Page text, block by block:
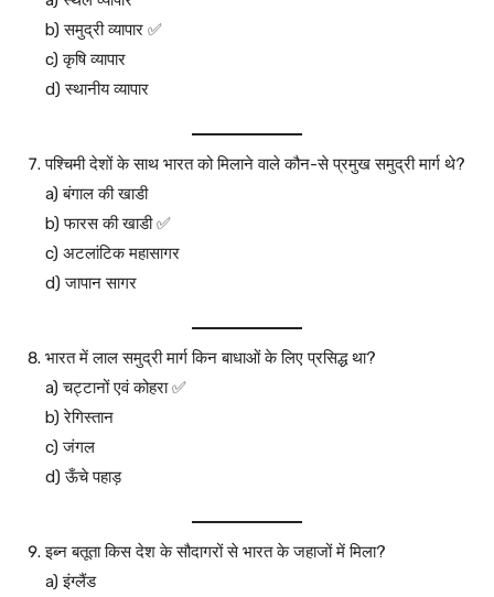
b) समुद्री व्यापार ✅
c) कृषि व्यापार
d) स्थानीय व्यापार
पश्चिमी देशों के साथ भारत को मिलाने वाले कौन-से प्रमुख समुद्री मार्ग थे?
a) बंगाल की खाडी
b) फारस की खाडी ✅
c) अटलांटिक महासागर
d) जापान सागर
भारत में लाल समुद्री मार्ग किन बाधाओं के लिए प्रसिद्ध था?
a) चट्टानों एवं कोहरा ✅
b) रेगिस्तान
c) जंगल
d) ऊँचे पहाड़
इब्न बतूता किस देश के सौदागरों से भारत के जहाजों में मिला?
a) इंग्लैंड